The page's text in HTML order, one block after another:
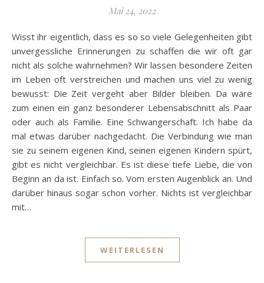
Mai 24, 2022
Wisst ihr eigentlich, dass es so so viele Gelegenheiten gibt
unvergessliche Erinnerungen zu schaffen die wir oft gar
nicht als solche wahrnehmen? Wir lassen besondere Zeiten
im Leben oft verstreichen und machen uns viel zu wenig
bewusst: Die Zeit vergeht aber Bilder bleiben. Da wäre
zum einen ein ganz besonderer Lebensabschnitt als Paar
oder auch als Familie. Eine Schwangerschaft. Ich habe da
mal etwas darüber nachgedacht. Die Verbindung wie man
sie zu seinem eigenen Kind, seinen eigenen Kindern spürt,
gibt es nicht vergleichbar. Es ist diese tiefe Liebe, die von
Beginn an da ist. Einfach so. Vom ersten Augenblick an. Und
darüber hinaus sogar schon vorher. Nichts ist vergleichbar
mit…
WEITERLESEN